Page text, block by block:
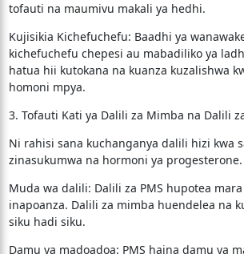
tofauti na maumivu makali ya hedhi.
​Kujisikia Kichefuchefu: Baadhi ya
kichefuchefu chepesi au mabadiliko ya
hatua hii kutokana na kuanza kuzalishwa
homoni mpya.
​3. Tofauti Kati ya Dalili za Mimba na Dalili
​Ni rahisi sana kuchanganya dalili hizi kwa
zinasukumwa na hormoni ya
​Muda wa dalili: Dalili za PMS hupotea
inapoanza. Dalili za mimba huendelea na
siku hadi siku.
​Damu ya madoadoa: PMS haina damu ya